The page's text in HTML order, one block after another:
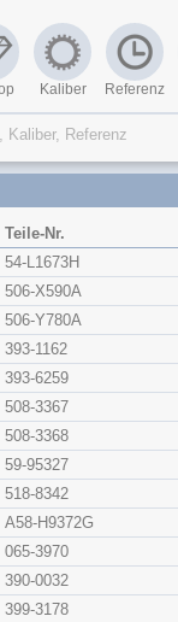
Kaliber Referenz
Teile-Nr.
54-L1673H
506-X590A
506-Y780A
393-1162
393-6259
508-3367
508-3368
59-95327
518-8342
A58-H9372G
065-3970
390-0032
399-3178